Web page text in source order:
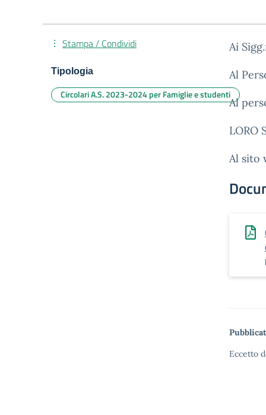
Ai
Al
Al
LORO
Al sito
Eccetto
Stampa / Condividi
Tipologia
Circolari A.S. 2023-2024 per Famiglie e studenti